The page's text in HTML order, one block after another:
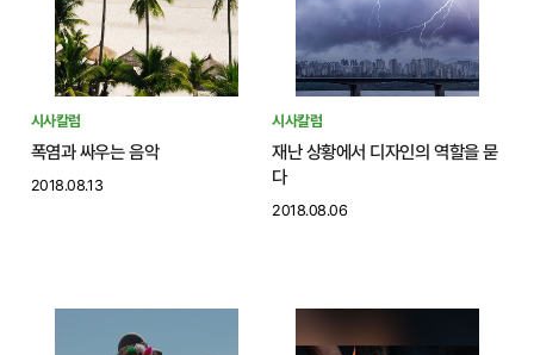
시사칼럼
폭염과 싸우는 음악
2018.08.13
시사칼럼
재난 상황에서 디자인의 역할을 묻
다
2018.08.06